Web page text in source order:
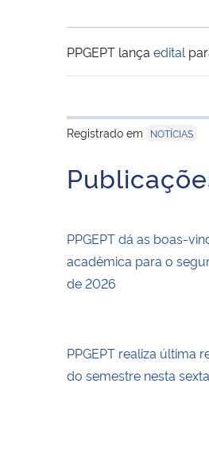
PPGEPT lança edital
Registrado em
NOTÍCIAS
PPGEPT dá as boas-
acadêmica para o
de 2026
PPGEPT realiza última
do semestre nesta